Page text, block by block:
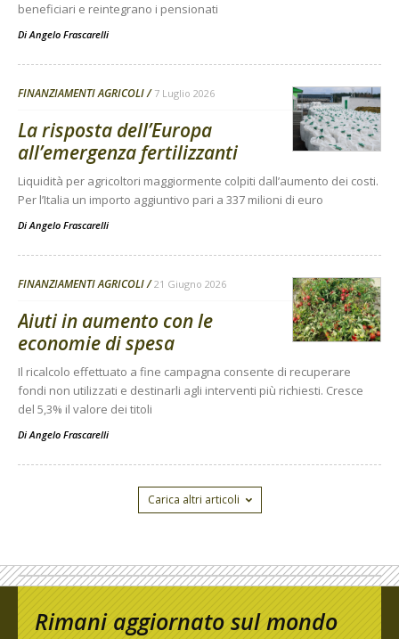
beneficiari e reintegrano i pensionati
DiAngelo Frascarelli
FINANZIAMENTI AGRICOLI 7 Luglio 2026
La risposta dell’Europa
all’emergenza fertilizzanti
Liquidità per agricoltori maggiormente colpiti dall’aumento dei costi.
Per l’Italia un importo aggiuntivo pari a 337 milioni di euro
DiAngelo Frascarelli
FINANZIAMENTI AGRICOLI 21 Giugno 2026
Aiuti in aumento con le
economie di spesa
Il ricalcolo effettuato a fine campagna consente di recuperare
fondi non utilizzati e destinarli agli interventi più richiesti. Cresce
del 5,3% il valore dei titoli
DiAngelo Frascarelli
Carica altri articoli
Rimani aggiornato sul mondo